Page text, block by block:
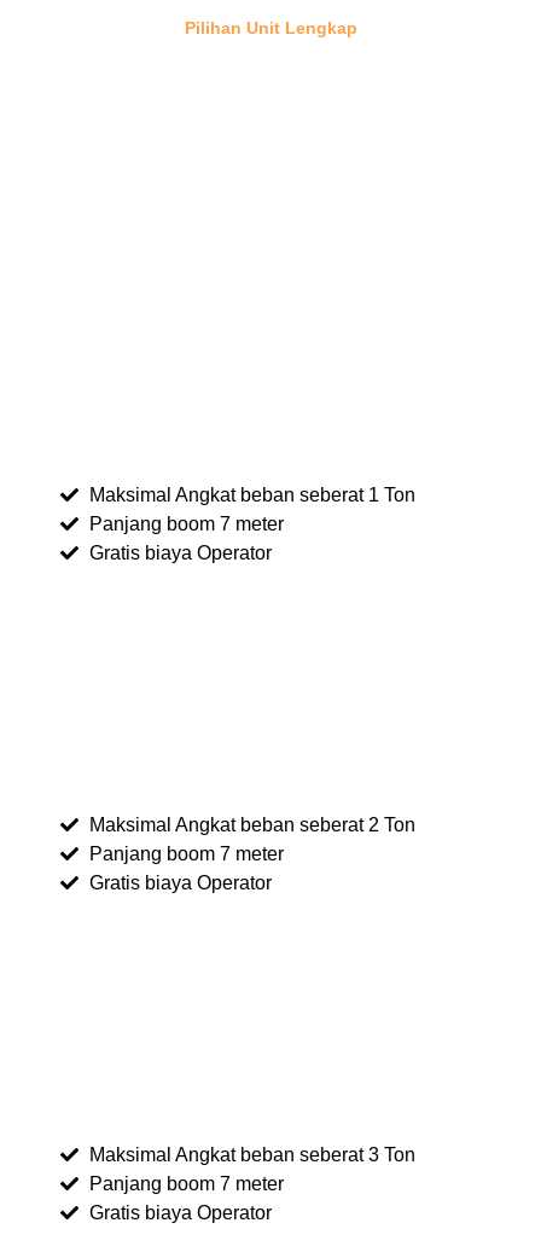
Pilihan Unit Lengkap
Maksimal Angkat beban seberat 1 Ton
Panjang boom 7 meter
Gratis biaya Operator
Maksimal Angkat beban seberat 2 Ton
Panjang boom 7 meter
Gratis biaya Operator
Maksimal Angkat beban seberat 3 Ton
Panjang boom 7 meter
Gratis biaya Operator